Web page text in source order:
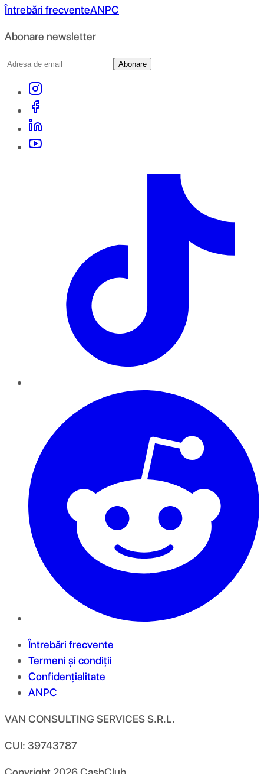
Întrebări frecventeANPC
Abonare newsletter
Abonare
Întrebări frecvente
Termeni și condiții
Confidențialitate
ANPC
VAN CONSULTING SERVICES S.R.L.
CUI: 39743787